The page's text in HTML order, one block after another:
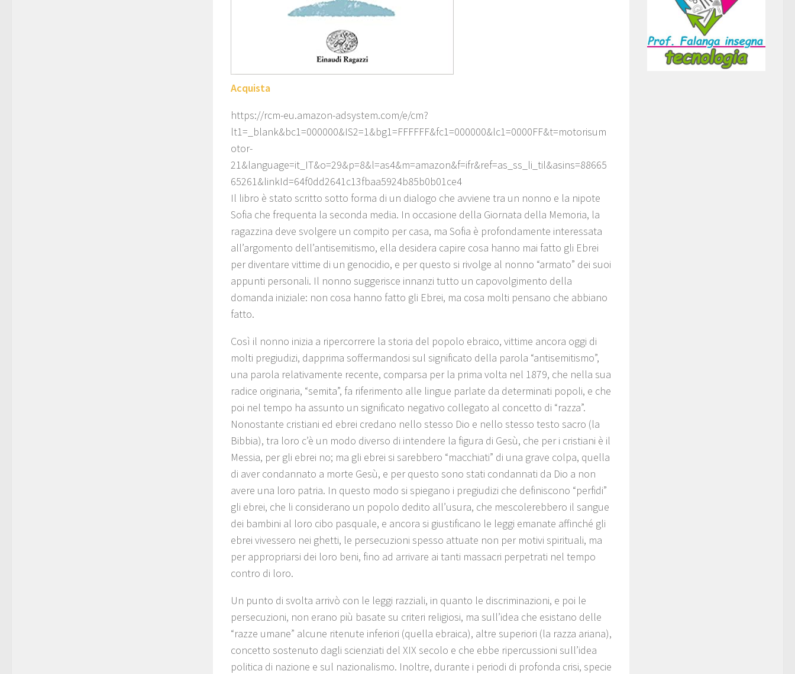
Acquista
https://rcm-eu.amazon-adsystem.com/e/cm?
lt1=_blank&bc1=000000&IS2=1&bg1=FFFFFF&fc1=000000&lc1=0000FF&t=motorisum
otor-
21&language=it_IT&o=29&p=8&l=as4&m=amazon&f=ifr&ref=as_ss_li_til&asins=88665
65261&linkId=64f0dd2641c13fbaa5924b85b0b01ce4
Il libro è stato scritto sotto forma di un dialogo che avviene tra un nonno e la nipote
Sofia che frequenta la seconda media. In occasione della Giornata della Memoria, la
ragazzina deve svolgere un compito per casa, ma Sofia è profondamente interessata
all’argomento dell’antisemitismo, ella desidera capire cosa hanno mai fatto gli Ebrei
per diventare vittime di un genocidio, e per questo si rivolge al nonno “armato” dei suoi
appunti personali. Il nonno suggerisce innanzi tutto un capovolgimento della
domanda iniziale: non cosa hanno fatto gli Ebrei, ma cosa molti pensano che abbiano
fatto.
Così il nonno inizia a ripercorrere la storia del popolo ebraico, vittime ancora oggi di
molti pregiudizi, dapprima soffermandosi sul significato della parola “antisemitismo”,
una parola relativamente recente, comparsa per la prima volta nel 1879, che nella sua
radice originaria, “semita”, fa riferimento alle lingue parlate da determinati popoli, e che
poi nel tempo ha assunto un significato negativo collegato al concetto di “razza”.
Nonostante cristiani ed ebrei credano nello stesso Dio e nello stesso testo sacro (la
Bibbia), tra loro c’è un modo diverso di intendere la figura di Gesù, che per i cristiani è il
Messia, per gli ebrei no; ma gli ebrei si sarebbero “macchiati” di una grave colpa, quella
di aver condannato a morte Gesù, e per questo sono stati condannati da Dio a non
avere una loro patria. In questo modo si spiegano i pregiudizi che definiscono “perfidi”
gli ebrei, che li considerano un popolo dedito all’usura, che mescolerebbero il sangue
dei bambini al loro cibo pasquale, e ancora si giustificano le leggi emanate affinché gli
ebrei vivessero nei ghetti, le persecuzioni spesso attuate non per motivi spirituali, ma
per appropriarsi dei loro beni, fino ad arrivare ai tanti massacri perpetrati nel tempo
contro di loro.
Un punto di svolta arrivò con le leggi razziali, in quanto le discriminazioni, e poi le
persecuzioni, non erano più basate su criteri religiosi, ma sull’idea che esistano delle
“razze umane” alcune ritenute inferiori (quella ebraica), altre superiori (la razza ariana),
concetto sostenuto dagli scienziati del XIX secolo e che ebbe ripercussioni sull’idea
politica di nazione e sul nazionalismo. Inoltre, durante i periodi di profonda crisi, specie